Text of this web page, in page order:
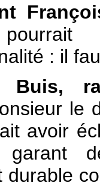
: il
Buis,
le
avoir
garant